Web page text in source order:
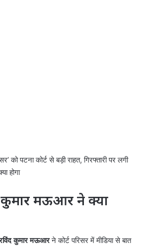
पटना कोर्ट से बड़ी राहत, गिरफ्तारी पर लगी
होगा
मऊआर ने क्या
कुमार मऊआरने कोर्ट परिसर में मीडिया से बात